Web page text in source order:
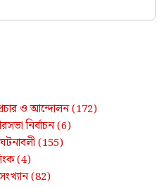
ও আন্দোলন(172)
নির্বাচন(6)
(155)
(4)
(82)